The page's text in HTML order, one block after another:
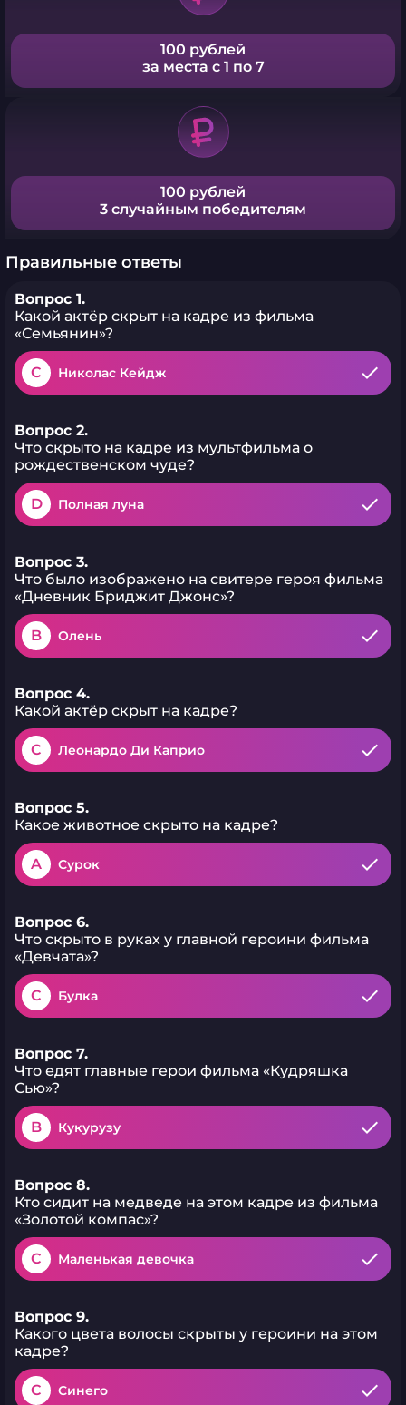
100 рублей
за места с 1 по 7
100 рублей
3 случайным победителям
Правильные ответы
Вопрос 1.
Какой актёр скрыт на кадре из фильма
«Семьянин»?
C Николас Кейдж
Вопрос 2.
Что скрыто на кадре из мультфильма о
рождественском чуде?
D Полная луна
Вопрос 3.
Что было изображено на свитере героя фильма
«Дневник Бриджит Джонс»?
B Олень
Вопрос 4.
Какой актёр скрыт на кадре?
C Леонардо Ди Каприо
Вопрос 5.
Какое животное скрыто на кадре?
A Сурок
Вопрос 6.
Что скрыто в руках у главной героини фильма
«Девчата»?
C Булка
Вопрос 7.
Что едят главные герои фильма «Кудряшка
Сью»?
B Кукурузу
Вопрос 8.
Кто сидит на медведе на этом кадре из фильма
«Золотой компас»?
C Маленькая девочка
Вопрос 9.
Какого цвета волосы скрыты у героини на этом
кадре?
C Синего